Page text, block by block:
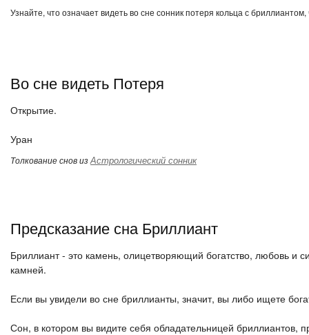
Узнайте, что означает видеть во сне сонник потеря кольца с
Во сне видеть Потеря
Открытие.
Уран
Толкование снов изАстрологический сонник
Предсказание сна Бриллиант
Бриллиант - это камень, олицетворяющий богатство, любовь
камней.
Если вы увидели во сне бриллианты, значит, вы либо ищете
Сон, в котором вы видите себя обладательницей бриллиантов,